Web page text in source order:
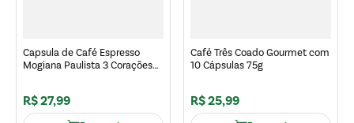
Capsula de Café Espresso
Mogiana Paulista 3 Corações
R$27,99
Café Três Coado Gourmet com
10 Cápsulas 75g
R$25,99